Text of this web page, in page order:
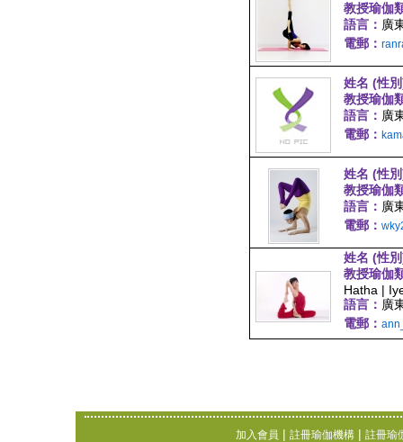
教授瑜伽
語言： 廣
電郵：
姓名 (性
教授瑜伽
語言： 廣
電郵：
姓名 (性
教授瑜伽
語言： 廣
電郵：
姓名 (性
教授瑜伽
Hatha |
語言： 廣
電郵：
加入會員 | 註冊瑜伽機構 | 註冊瑜